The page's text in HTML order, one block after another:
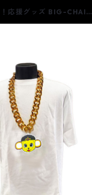
応援グッズ BIG-CHAIN